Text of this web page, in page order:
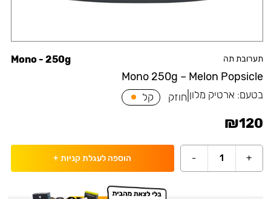
תערובת תה
Mono 250g – Melon Popsicle
Mono - 250g
בטעם: ארטיק מלון חוזק קל
₪120
+
1
- הוספה לעגלת קניות +